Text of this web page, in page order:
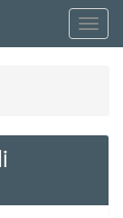
Menü